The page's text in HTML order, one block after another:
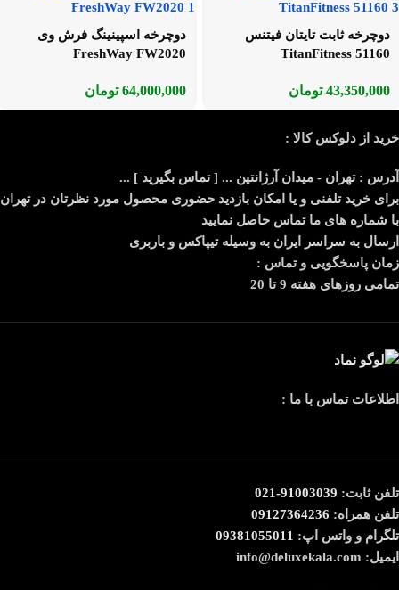
دوچرخه ثابت تایتان فیتنس
TitanFitness 51160
43,350,000 تومان
دوچرخه اسپینینگ فرش وی
FreshWay FW2020
64,000,000 تومان
خرید از دلوکس کالا :
آدرس : تهران - میدان آرژانتین ... [ تماس بگیرید ] ...
برای خرید تلفنی و یا امکان بازدید حضوری محصول مورد نظرتان در تهران
با شماره های ما تماس حاصل نمایید
ارسال به سراسر ایران به وسیله تیپاکس و باربری
زمان پاسخگویی و تماس :
تمامی روزهای هفته 9 تا 20
اطلاعات تماس با ما :
تلفن ثابت: 91003039-021
تلفن همراه: 09127364236
تلگرام و واتس اپ: 09381055011
ایمیل: info@deluxekala.com